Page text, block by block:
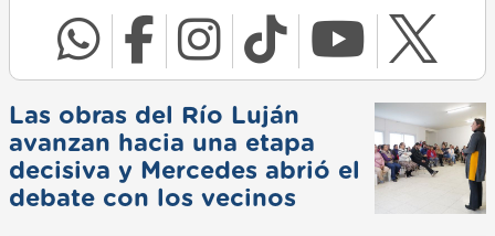
Las obras del Río Luján
avanzan hacia una etapa
decisiva y Mercedes abrió el
debate con los vecinos